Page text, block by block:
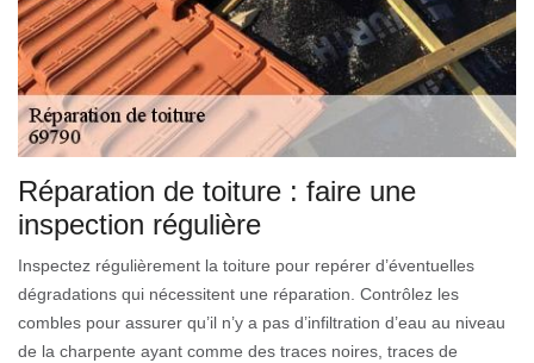
Réparation de toiture : faire une
inspection régulière
Inspectez régulièrement la toiture pour repérer d’éventuelles
dégradations qui nécessitent une réparation. Contrôlez les
combles pour assurer qu’il n’y a pas d’infiltration d’eau au niveau
de la charpente ayant comme des traces noires, traces de